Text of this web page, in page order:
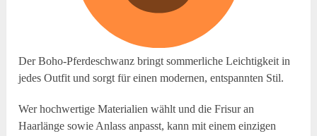
Der Boho-Pferdeschwanz bringt sommerliche Leichtigkeit in
jedes Outfit und sorgt für einen modernen, entspannten Stil.
Wer hochwertige Materialien wählt und die Frisur an
Haarlänge sowie Anlass anpasst, kann mit einem einzigen